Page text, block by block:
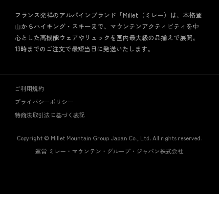
フランス発祥のアルパインブランド「Millet（ミレー）は、本格登
山からハイキング・スキーまで、マウンテンアクティビティを中
心とした高機能ウェアやリュックを国内最大級の品揃えで展開。
13時までのご注文で最短当日に発送いたします。
ご利用規約
プライバシーポリシー
特商法取引法に基づく表記
Copyright © Millet Mountain Group Japan Co., Ltd. All rights reserved.
運営 ミレー・マウンテン・グループ・ジャパン株式会社